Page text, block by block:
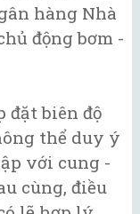
hàng Nhà
động bơm -
đặt biên độ
thể duy ý
với cung -
cùng, điều